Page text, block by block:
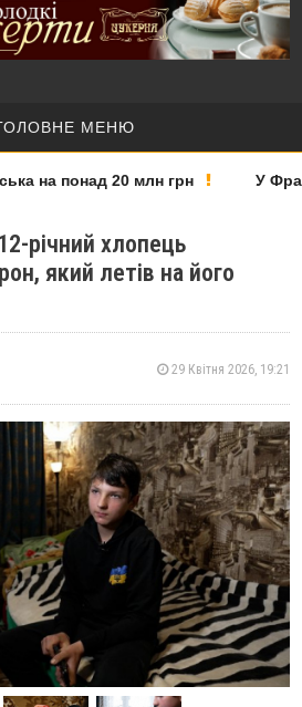
МЕНЮ
на понад 20 млн грн У
річний хлопець
який летів на його
29 Квітня 2026, 19:21